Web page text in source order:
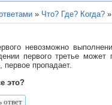
» Что? Где? Когда?
невозможно
первого третье может
первое пропадает.
это?